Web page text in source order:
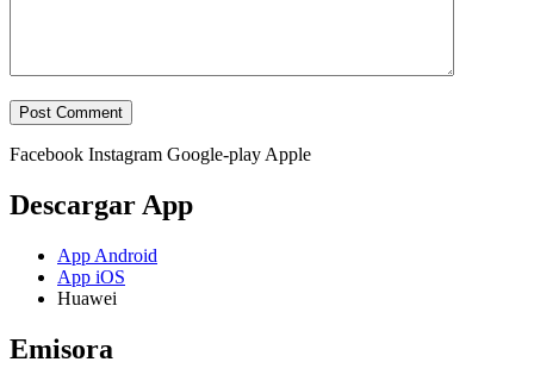
Facebook Instagram Google-play Apple
Descargar App
App Android
App iOS
Huawei
Emisora